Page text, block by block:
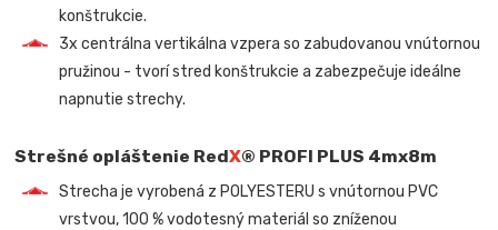
konštrukcie.
3x centrálna vertikálna vzpera so zabudovanou vnútornou
pružinou - tvorí stred konštrukcie a zabezpečuje ideálne
napnutie strechy.
Strešné opláštenie RedX® PROFI PLUS 4mx8m
Strecha je vyrobená z POLYESTERU s vnútornou PVC
vrstvou, 100 % vodotesný materiál so zníženou